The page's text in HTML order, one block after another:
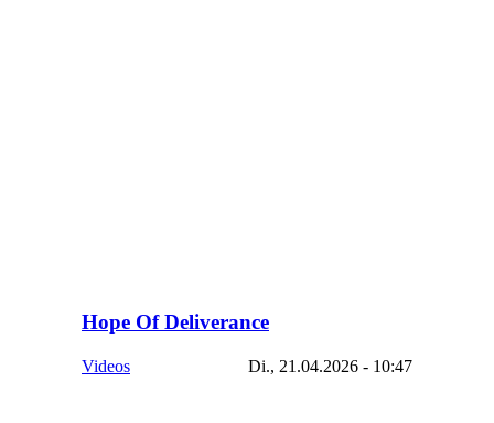
Hope Of Deliverance
Videos Di., 21.04.2026 - 10:47